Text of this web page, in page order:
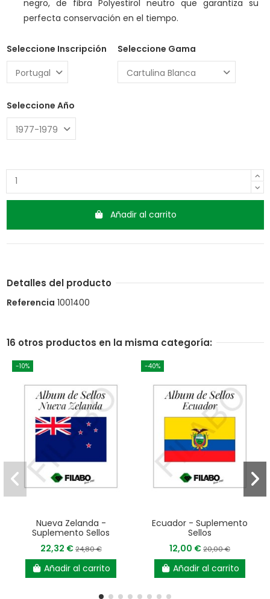
negro, de fibra Polyestirol neutro que garantiza su
perfecta conservación en el tiempo.
Seleccione Inscripción Seleccione Gama
Seleccione Año
Añadir al carrito
Detalles del producto
Referencia 1001400
16 otros productos en la misma categoría:
-10%
Nueva Zelanda -
Suplemento Sellos
22,32 €24,80 €
Añadir al carrito
-40%
Ecuador - Suplemento
Sellos
12,00 €20,00 €
Añadir al carrito